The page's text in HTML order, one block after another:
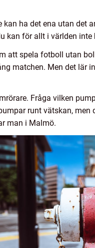
ha det ena utan det
kan för allt i världen
att spela fotboll utan
matchen. Men det lär
Fråga vilken
runt vätskan,
man i Malmö.